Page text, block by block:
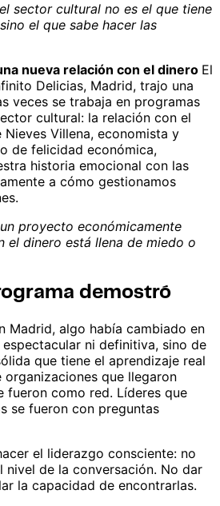
sector cultural no es el que tiene
el que sabe hacer las
nueva relación con el dinero El
Delicias, Madrid, trajo una
veces se trabaja en programas
cultural: la relación con el
Villena, economista y
de felicidad económica,
historia emocional con las
a cómo gestionamos
proyecto económicamente
el dinero está llena de miedo o
demostró
Madrid, algo había cambiado en
ni definitiva, sino de
que tiene el aprendizaje real
organizaciones que llegaron
fueron como red. Líderes que
se fueron con preguntas
el liderazgo consciente: no
nivel de la conversación. No dar
la capacidad de encontrarlas.